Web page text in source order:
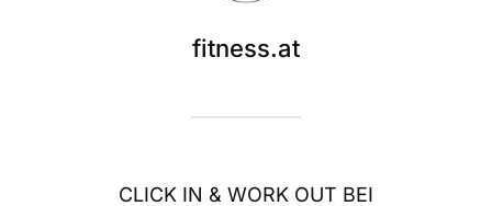
fitness.at
CLICK IN & WORK OUT BEI